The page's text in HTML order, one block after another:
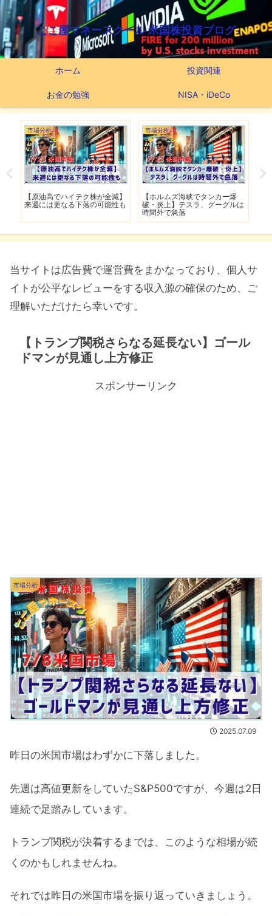
ここ屋マネースクール 米国株投資ブログ
ホーム 投資関連
お金の勉強 NISA・iDeCo
市場分析
【原油高でハイテク株が全滅】
来週には更なる下落の可能性も
市場分析
【ホルムズ海峡でタンカー爆
破・炎上】テスラ、グーグルは
時間外で急落
当サイトは広告費で運営費をまかなっており、個人サ
イトが公平なレビューをする収入源の確保のため、ご
理解いただけたら幸いです。
【トランプ関税さらなる延長ない】ゴール
ドマンが見通し上方修正
スポンサーリンク
市場分析
2025.07.09
昨日の米国市場はわずかに下落しました。
先週は高値更新をしていたS&P500ですが、今週は2日
連続で足踏みしています。
トランプ関税が決着するまでは、このような相場が続
くのかもしれませんね。
それでは昨日の米国市場を振り返っていきましょう。